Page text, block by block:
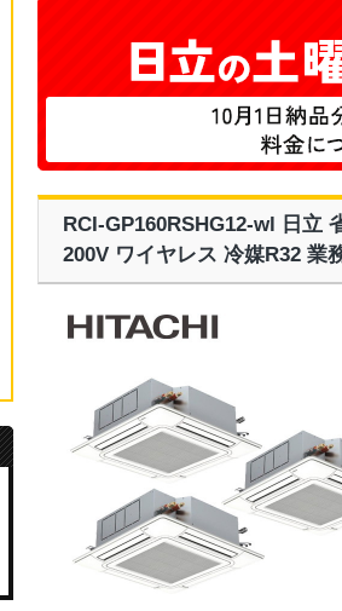
RCI-GP160RSHG12-wl 日立
200V ワイヤレス 冷媒R32 業